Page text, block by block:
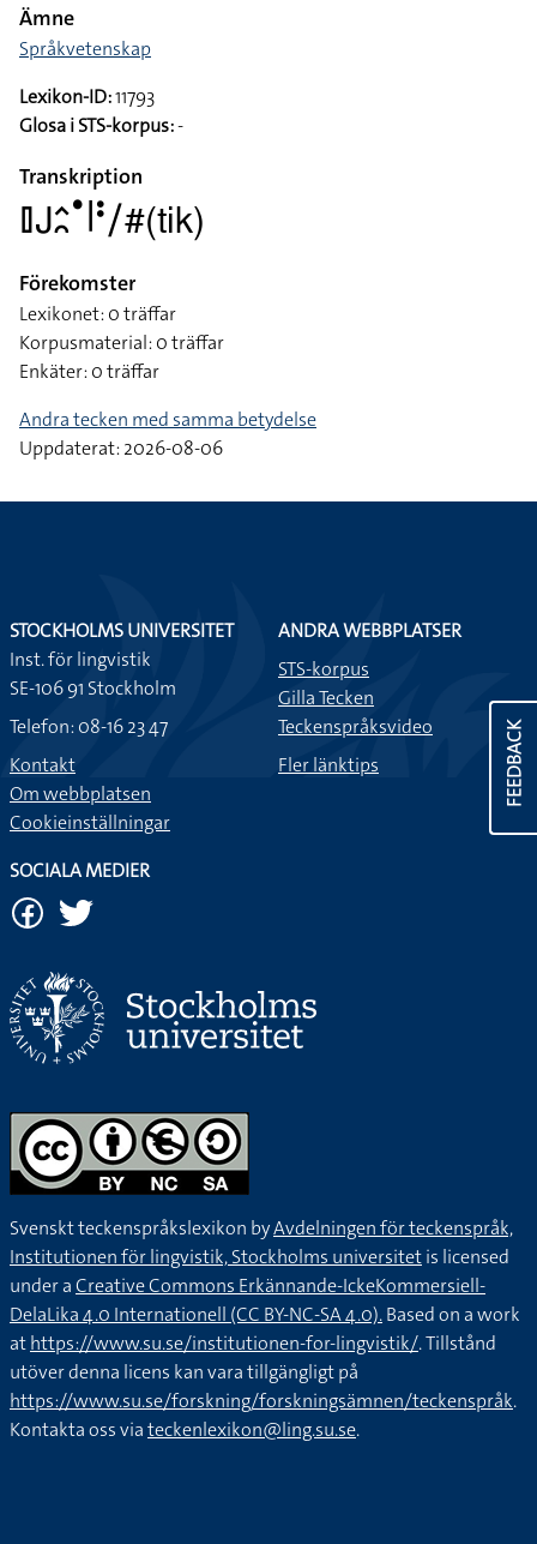
Ämne
Språkvetenskap
Lexikon-ID:11793
Glosa i STS-korpus:-
Transkription
􌤞􌤢􌤵􌥘􌤟􌥼􌥻􌥠#(tik)
Förekomster
Lexikonet: 0 träffar
Korpusmaterial: 0 träffar
Enkäter: 0 träffar
Andra tecken med samma betydelse
Uppdaterat: 2026-08-06
FEEDBACK
STOCKHOLMS UNIVERSITET
Inst. för lingvistik
SE-106 91 Stockholm
Telefon: 08-16 23 47
Kontakt
Om webbplatsen
Cookieinställningar
ANDRA WEBBPLATSER
STS-korpus
Gilla Tecken
Teckenspråksvideo
Fler länktips
SOCIALA MEDIER
Svenskt teckenspråkslexikon byAvdelningen för teckenspråk,
Institutionen för lingvistik, Stockholms universitetis licensed
under aCreative Commons Erkännande-IckeKommersiell-
DelaLika 4.0 Internationell (CC BY-NC-SA 4.0).Based on a work
athttps://www.su.se/institutionen-for-lingvistik/. Tillstånd
utöver denna licens kan vara tillgängligt på
https://www.su.se/forskning/forskningsämnen/teckenspråk.
Kontakta oss viateckenlexikon@ling.su.se.